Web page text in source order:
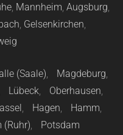
, Mannheim, Augsburg,
, Gelsenkirchen,
(Saale), Magdeburg,
Lübeck, Oberhausen,
, Hagen, Hamm,
(Ruhr), Potsdam